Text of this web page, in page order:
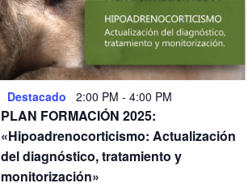
Destacado 2:00 PM - 4:00 PM
PLAN FORMACIÓN 2025:
«Hipoadrenocorticismo: Actualización
del diagnóstico, tratamiento y
monitorización»